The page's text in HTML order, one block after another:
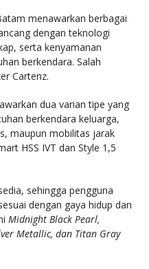
menawarkan berbagai
dengan teknologi
serta kenyamanan
berkendara. Salah
Cartenz.
dua varian tipe yang
berkendara keluarga,
maupun mobilitas jarak
HSS IVT dan Style 1,5
sehingga pengguna
dengan gaya hidup dan
Midnight Black Pearl,
Metallic, dan Titan Gray